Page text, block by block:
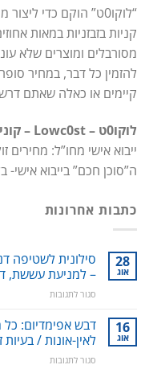
“לוקו0ט” הוקם כדי
קניות בזבזניות במאות
מסורבלים ומוצרים שלא
להזמין כל דבר, במחיר
קיימים או כאלה שאתם
לוקו0ט – Lowc0st – קונים בחכמה באינטרנט!
ייבוא אישי מחו”ל: מחירים
ה”סוכן חכם” בייבוא
כתבות אחרונות
28
אוג
סילונית לשטיפה
– למניעת עששת,
סגור לתגובותעל
לשטיפה
דנטלית:
ניקוי
שיניים,
16
אוג
דבש אפימדיום:
לאין-אונות /
סגור לתגובותעל